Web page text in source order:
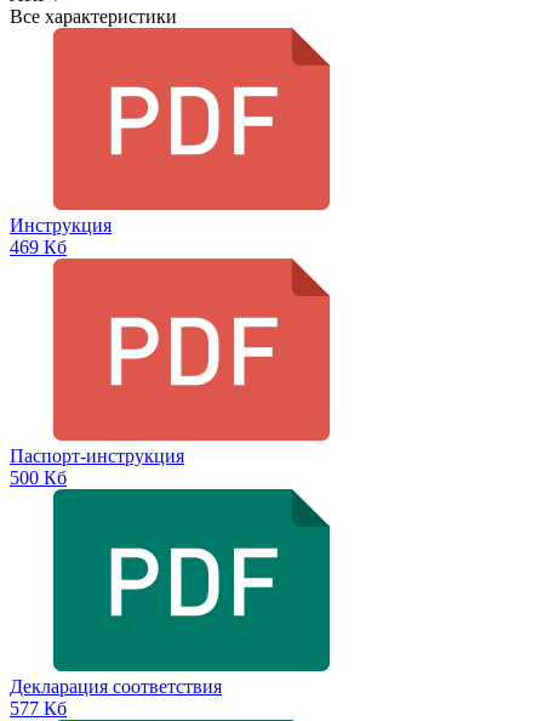
Все характеристики
Инструкция
469 Кб
Паспорт-инструкция
500 Кб
Декларация соответствия
577 Кб